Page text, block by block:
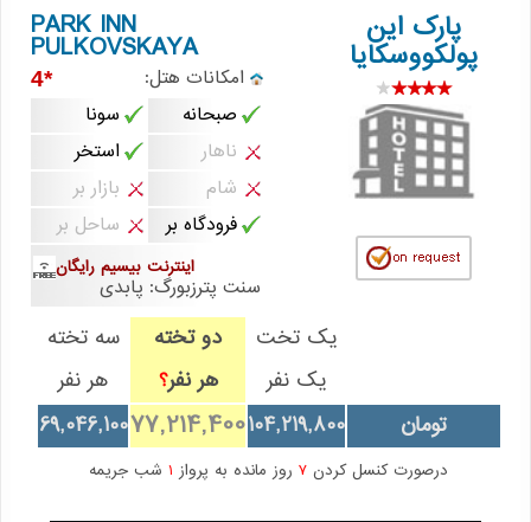
پارک این
پولکووسکایا
PARK INN
PULKOVSKAYA
امکانات هتل: *4
صبحانه
سونا
ناهار
استخر
شام
بازار بر
فرودگاه بر
ساحل بر
اینترنت بیسیم رایگان
سنت پترزبورگ: پابدی
یک تخت
یک نفر
دو تخته
هر نفر؟
سه تخته
هر نفر
تومان
104,219,800
77,214,400
69,046,100
درصورت کنسل کردن 7 روز مانده به پرواز شب جریمه